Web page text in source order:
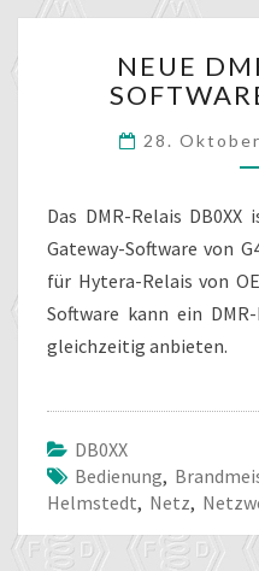
NEUE
28.
Das DMR-Relais
Gateway-Software von
für Hytera-Relais von
Software kann ein
gleichzeitig anbieten.
DB0XX
Bedienung,
Helmstedt, Netz,